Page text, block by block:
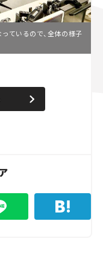
ているので、全体の様子
n